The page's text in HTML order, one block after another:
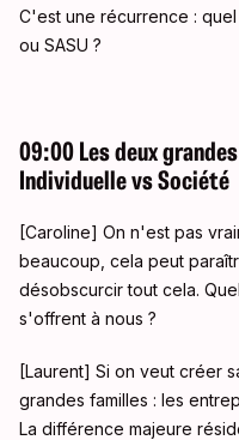
C'est une récurrence :
ou SASU ?
09:00 Les deux
Individuelle vs Société
[Caroline] On n'est pas
beaucoup, cela peut
désobscurcir tout cela.
s'offrent à nous ?
[Laurent] Si on veut créer
grandes familles : les
La différence majeure